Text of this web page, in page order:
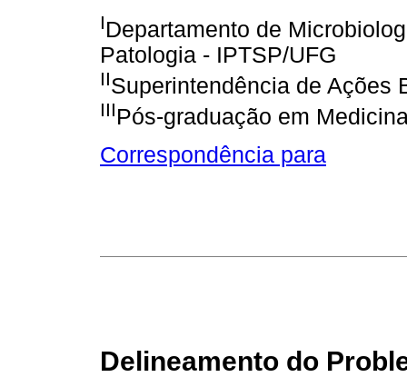
IDepartamento de
Patologia - IPTSP/UFG
IISuperintendência de Ações
IIIPós-graduação em
Correspondência para
Delineamento do